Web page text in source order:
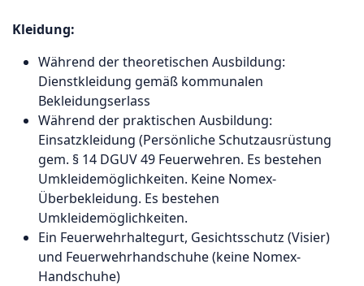
Kleidung:
Während der theoretischen Ausbildung:
Dienstkleidung gemäß kommunalen
Bekleidungserlass
Während der praktischen Ausbildung:
Einsatzkleidung (Persönliche Schutzausrüstung
gem. § 14 DGUV 49 Feuerwehren. Es bestehen
Umkleidemöglichkeiten. Keine Nomex-
Überbekleidung. Es bestehen
Umkleidemöglichkeiten.
Ein Feuerwehrhaltegurt, Gesichtsschutz (Visier)
und Feuerwehrhandschuhe (keine Nomex-
Handschuhe)